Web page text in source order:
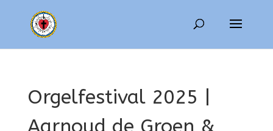
Orgelfestival 2025 |
Aarnoud de Groen &